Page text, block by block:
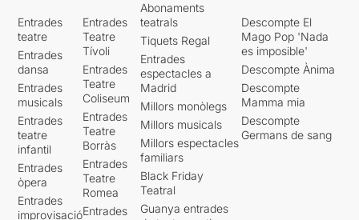
Entrades
teatre
Entrades
dansa
Entrades
musicals
Entrades
teatre
infantil
Entrades
òpera
Entrades
improvisació
Entrades
Teatre
Tívoli
Entrades
Teatre
Coliseum
Entrades
Teatre
Borràs
Entrades
Teatre
Romea
Entrades
Abonaments
teatrals
Tiquets Regal
Entrades
espectacles a
Madrid
Millors monòlegs
Millors musicals
Millors espectacles
familiars
Black Friday
Teatral
Guanya entrades
Descompte El
Mago Pop 'Nada
es imposible'
Descompte Ànima
Descompte
Mamma mia
Descompte
Germans de sang